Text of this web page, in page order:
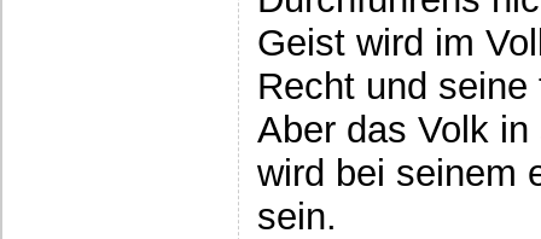
Geist wird im
Recht und
Aber das Volk
wird bei seinem
sein.